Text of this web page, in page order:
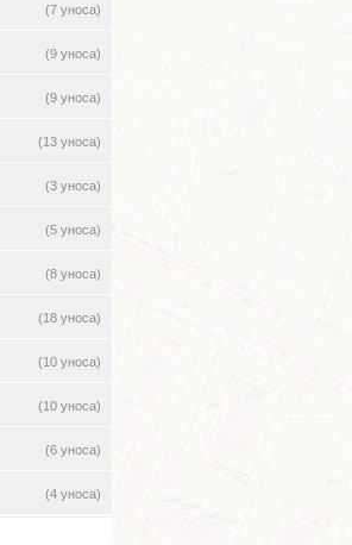
(7 уноса)
(9 уноса)
(9 уноса)
(13 уноса)
(3 уноса)
(5 уноса)
(8 уноса)
(18 уноса)
(10 уноса)
(10 уноса)
(6 уноса)
(4 уноса)